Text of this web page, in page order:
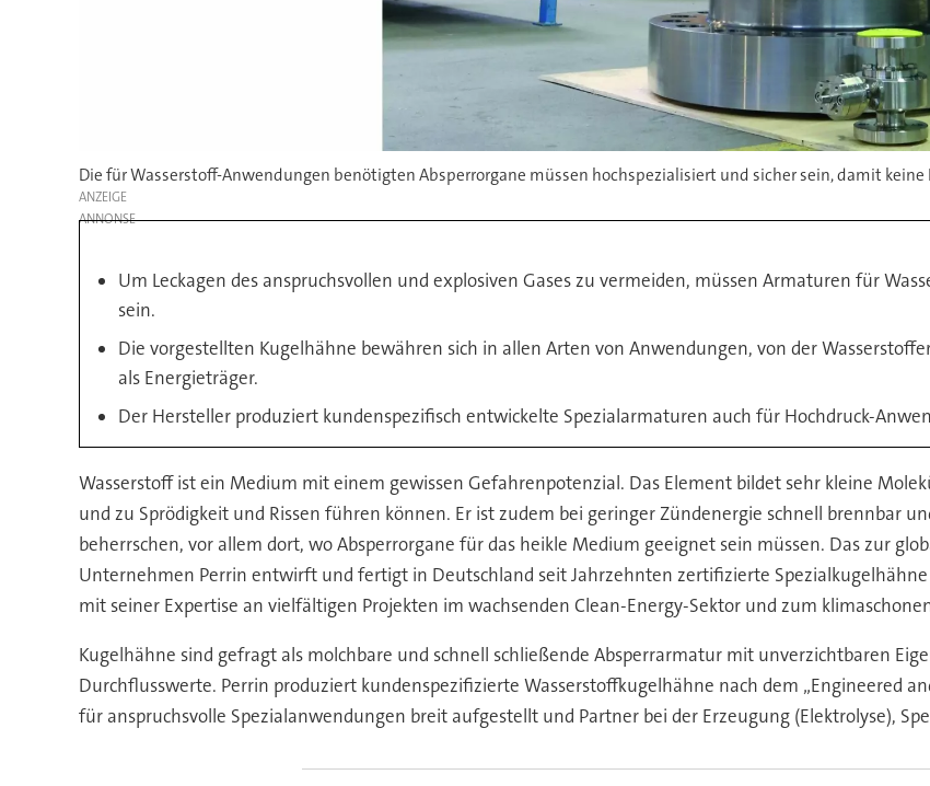
Die für Wasserstoff-Anwendungen benötigten Absperrorgane müssen hochspezialisiert und sicher sein, damit keine
ANZEIGE
Um Leckagen des anspruchsvollen und explosiven Gases zu vermeiden, müssen Armaturen für
sein.
Die vorgestellten Kugelhähne bewähren sich in allen Arten von Anwendungen, von der
als Energieträger.
Der Hersteller produziert kundenspezifisch entwickelte Spezialarmaturen auch für Hochdruck-
Wasserstoff ist ein Medium mit einem gewissen Gefahrenpotenzial. Das Element bildet sehr kleine
und zu Sprödigkeit und Rissen führen können. Er ist zudem bei geringer Zündenergie schnell brennbar
beherrschen, vor allem dort, wo Absperrorgane für das heikle Medium geeignet sein müssen. Das zur
Unternehmen Perrin entwirft und fertigt in Deutschland seit Jahrzehnten zertifizierte
mit seiner Expertise an vielfältigen Projekten im wachsenden Clean-Energy-Sektor und zum
Kugelhähne sind gefragt als molchbare und schnell schließende Absperrarmatur mit unverzichtbaren
Durchflusswerte. Perrin produziert kundenspezifizierte Wasserstoffkugelhähne nach dem „Engineered
für anspruchsvolle Spezialanwendungen breit aufgestellt und Partner bei der Erzeugung (Elektrolyse),